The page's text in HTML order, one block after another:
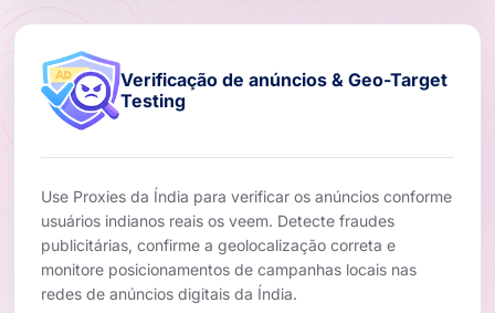
Verificação de anúncios & Geo-Target
Testing
Use Proxies da Índia para verificar os anúncios conforme
usuários indianos reais os veem. Detecte fraudes
publicitárias, confirme a geolocalização correta e
monitore posicionamentos de campanhas locais nas
redes de anúncios digitais da Índia.